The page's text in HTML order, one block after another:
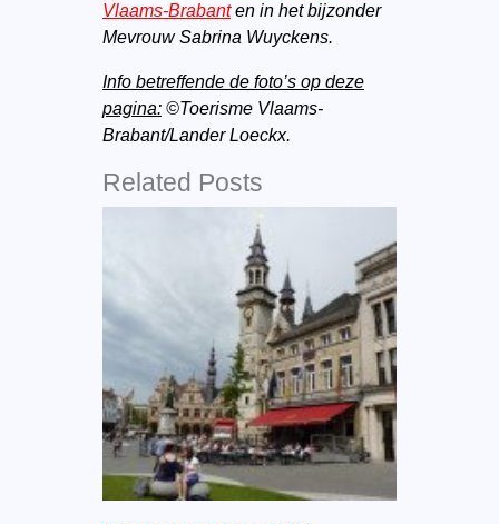
Vlaams-Brabanten in het bijzonder
Mevrouw Sabrina Wuyckens.
Info betreffende de foto’s op deze
pagina:©Toerisme Vlaams-
Brabant/Lander Loeckx.
Related Posts